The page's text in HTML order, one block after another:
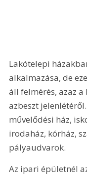
Lakótelepi
alkalmazása, de
áll felmérés, azaz
azbeszt
művelődési ház,
irodaház, kórház,
pályaudvarok.
Az ipari épületnél